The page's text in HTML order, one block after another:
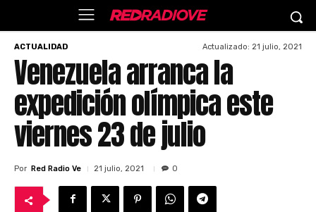
ACTUALIDAD Actualizado: 21 julio, 2021
Venezuela arranca la
expedición olímpica este
viernes 23 de julio
Por Red Radio Ve 21 julio, 2021 0